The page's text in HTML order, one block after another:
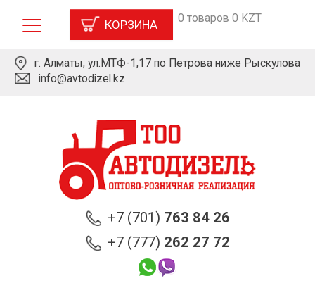
КОРЗИНА 0 товаров 0 KZT
г. Алматы, ул.МТФ-1,17 по Петрова ниже Рыскулова
info@avtodizel.kz
+7 (701) 763 84 26
+7 (777) 262 27 72